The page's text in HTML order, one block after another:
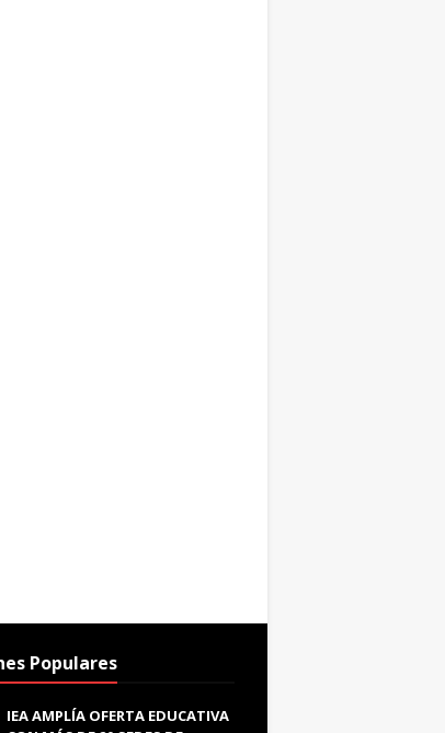
Populares
IEA AMPLÍA OFERTA EDUCATIVA